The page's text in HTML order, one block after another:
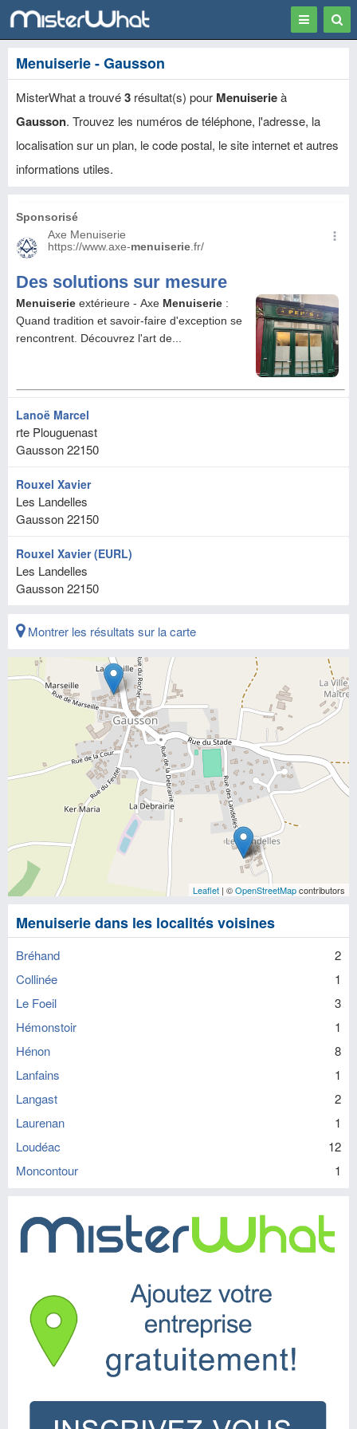
Toggle
Menuiserie - Gausson
MisterWhat a trouvé3 résultat(s) pour Menuiserieà
Gausson. Trouvez les numéros de téléphone, l'adresse, la
localisation sur un plan, le code postal, le site internet et autres
informations utiles.
Lanoë Marcel
rte Plouguenast
Gausson22150
Rouxel Xavier
Les Landelles
Gausson22150
Rouxel Xavier (EURL)
Les Landelles
Gausson22150
Montrer les résultats sur la carte
Leaflet | ©OpenStreetMapcontributors
Menuiserie dans les localités voisines
Bréhand
2
Collinée
1
Le Foeil
3
Hémonstoir
1
Hénon
8
Lanfains
1
Langast
2
Laurenan
1
Loudéac
12
Moncontour
1